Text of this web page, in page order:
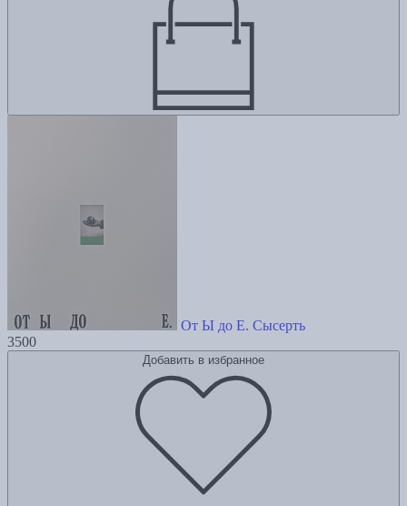
От Ы до Е. Сысерть
3500
Добавить в избранное